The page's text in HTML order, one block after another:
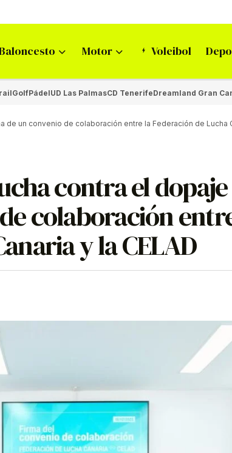
Motor Voleibol
GolfPádelUD Las PalmasCD TenerifeDreamland Gran
de un convenio de colaboración entre la Federación de Lucha
contra el
colaboración
y la CELAD